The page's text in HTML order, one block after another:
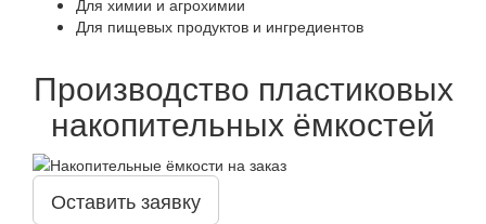
Для пищевых продуктов и ингредиентов
Производство пластиковых
накопительных ёмкостей
Оставить заявку